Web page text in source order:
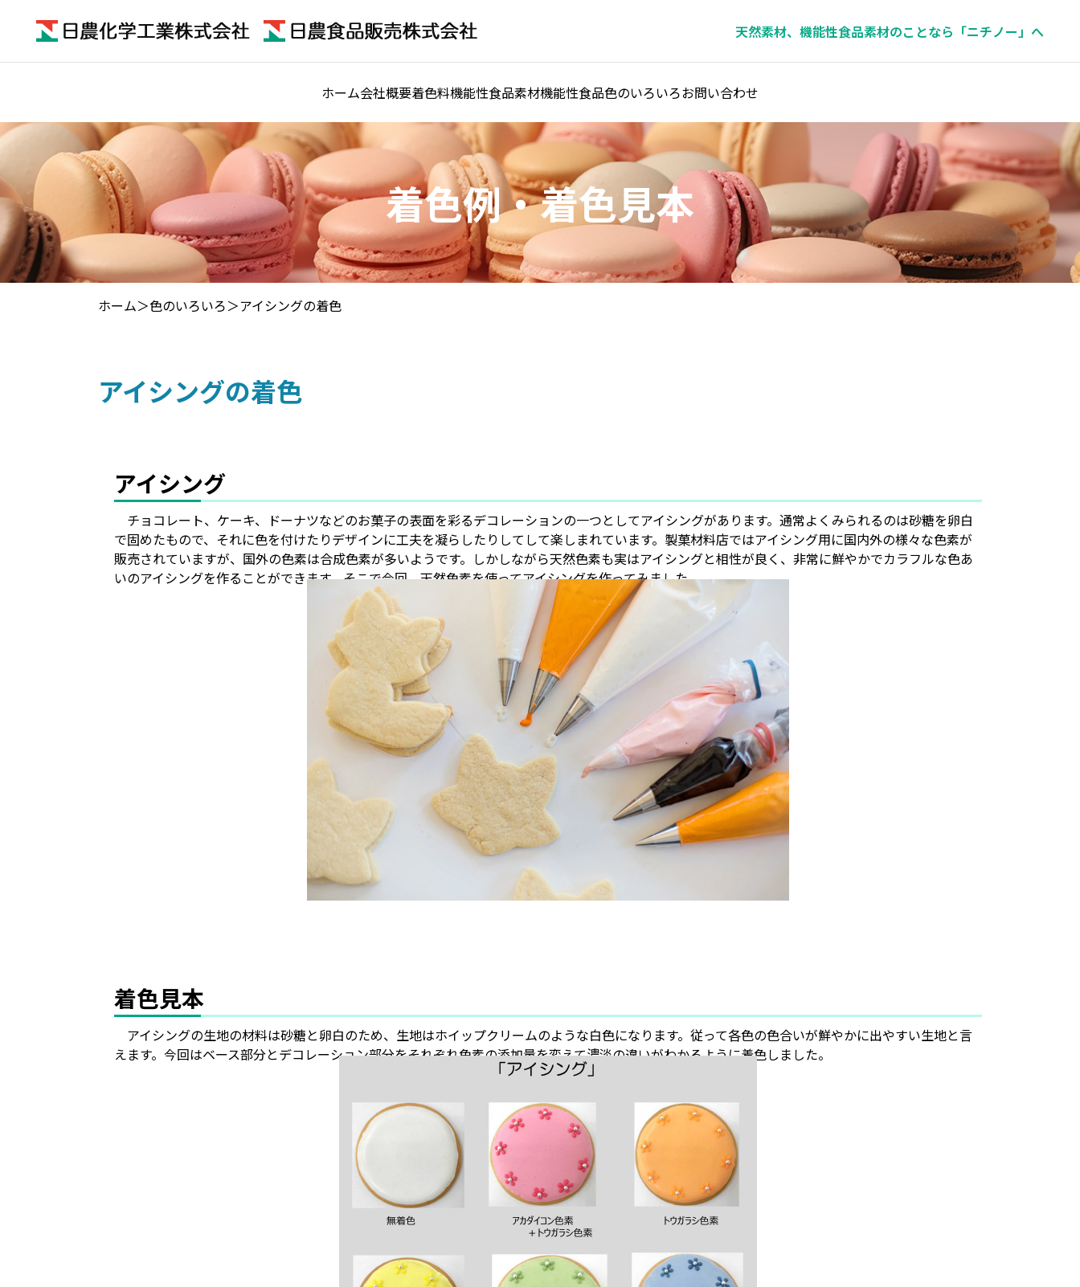
天然素材、機能性食品素材のことなら「ニチノー」へ
ホーム会社概要着色料機能性食品素材機能性食品色のいろいろお問い合わせ
着色例・着色見本
ホーム 色のいろいろ アイシングの着色
アイシングの着色
アイシング
チョコレート、ケーキ、ドーナツなどのお菓子の表面を彩るデコレーションの一つとしてアイシングがあります。通常よくみられるのは砂糖を卵白
で固めたもので、それに色を付けたりデザインに工夫を凝らしたりしてして楽しまれています。製菓材料店ではアイシング用に国内外の様々な色素が
販売されていますが、国外の色素は合成色素が多いようです。しかしながら天然色素も実はアイシングと相性が良く、非常に鮮やかでカラフルな色あ
いのアイシングを作ることができます。そこで今回、天然色素を使ってアイシングを作ってみました。
着色見本
アイシングの生地の材料は砂糖と卵白のため、生地はホイップクリームのような白色になります。従って各色の色合いが鮮やかに出やすい生地と言
えます。今回はベース部分とデコレーション部分をそれぞれ色素の添加量を変えて濃淡の違いがわかるように着色しました。